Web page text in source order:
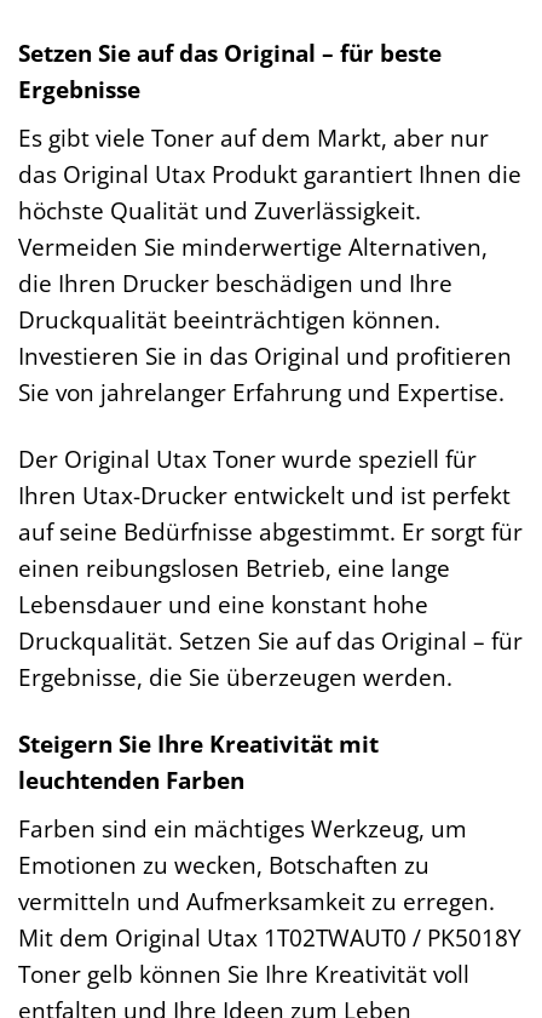
Setzen Sie auf das Original – für beste
Ergebnisse
Es gibt viele Toner auf dem Markt, aber nur
das Original Utax Produkt garantiert Ihnen die
höchste Qualität und Zuverlässigkeit.
Vermeiden Sie minderwertige Alternativen,
die Ihren Drucker beschädigen und Ihre
Druckqualität beeinträchtigen können.
Investieren Sie in das Original und profitieren
Sie von jahrelanger Erfahrung und Expertise.
Der Original Utax Toner wurde speziell für
Ihren Utax-Drucker entwickelt und ist perfekt
auf seine Bedürfnisse abgestimmt. Er sorgt für
einen reibungslosen Betrieb, eine lange
Lebensdauer und eine konstant hohe
Druckqualität. Setzen Sie auf das Original – für
Ergebnisse, die Sie überzeugen werden.
Steigern Sie Ihre Kreativität mit
leuchtenden Farben
Farben sind ein mächtiges Werkzeug, um
Emotionen zu wecken, Botschaften zu
vermitteln und Aufmerksamkeit zu erregen.
Mit dem Original Utax 1T02TWAUT0 / PK5018Y
Toner gelb können Sie Ihre Kreativität voll
entfalten und Ihre Ideen zum Leben